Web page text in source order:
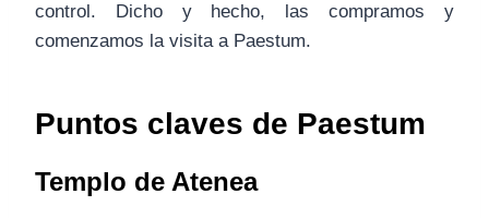
control. Dicho y hecho, las compramos y
comenzamos la visita a Paestum.
Puntos claves de Paestum
Templo de Atenea